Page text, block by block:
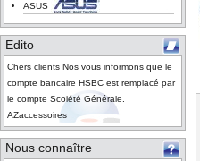
ASUS
Edito
Chers clients Nos vous informons que le
compte bancaire HSBC est remplacé par
le compte Scoiété Générale.
AZaccessoires
Nous connaître